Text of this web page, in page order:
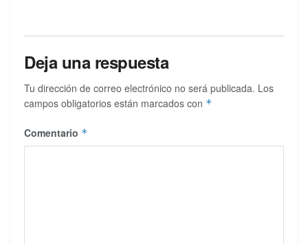
Deja una respuesta
Tu dirección de correo electrónico no será publicada. Los
campos obligatorios están marcados con *
Comentario *